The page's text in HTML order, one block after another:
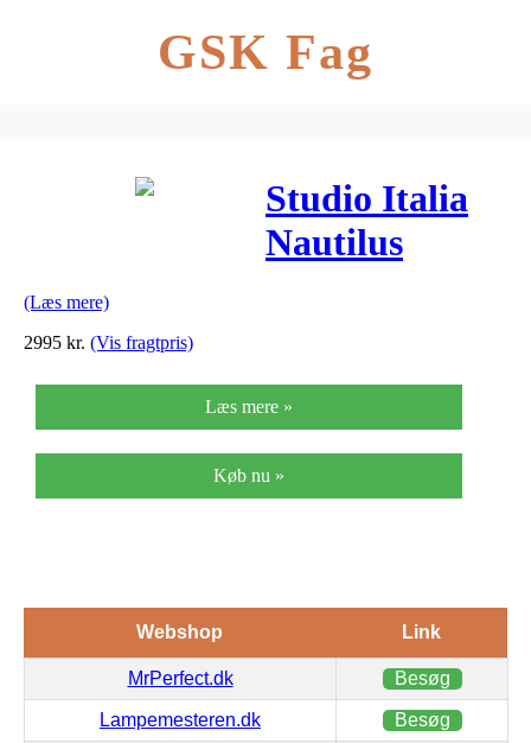
GSK Fag
Studio Italia
Nautilus
(Læs mere)
2995 kr. (Vis fragtpris)
Læs mere »
Køb nu »
Webshop Link
MrPerfect.dk Besøg
Lampemesteren.dk Besøg